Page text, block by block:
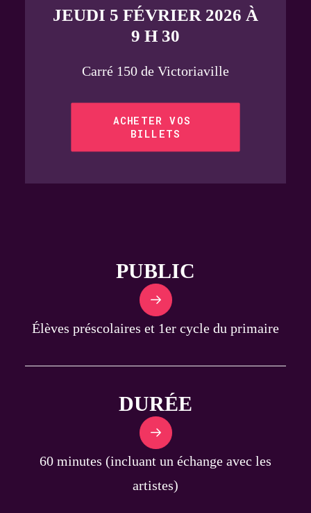
JEUDI 5 FÉVRIER 2026 À
9 H 30
Carré 150 de Victoriaville
ACHETER VOS
BILLETS
PUBLIC
Élèves préscolaires et 1er cycle du primaire
DURÉE
60 minutes (incluant un échange avec les
artistes)